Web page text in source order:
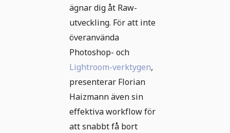
ägnar dig åt Raw-
utveckling. För att inte
överanvända
Photoshop- och
Lightroom-verktygen,
presenterar Florian
Haizmann även sin
effektiva workflow för
att snabbt få bort